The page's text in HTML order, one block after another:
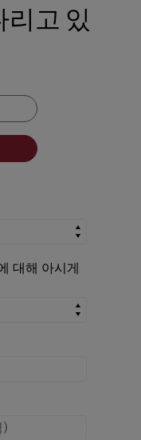
고 있
대해 아시게
대해 아시게 되었나요?